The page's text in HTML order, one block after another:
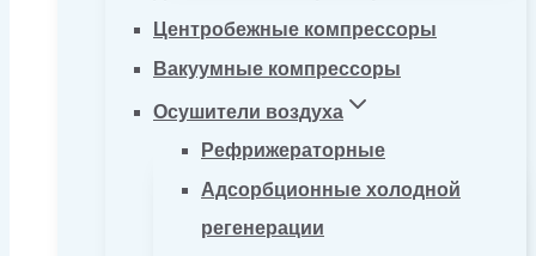
Центробежные компрессоры
Вакуумные компрессоры
Осушители воздуха
Рефрижераторные
Адсорбционные холодной
регенерации